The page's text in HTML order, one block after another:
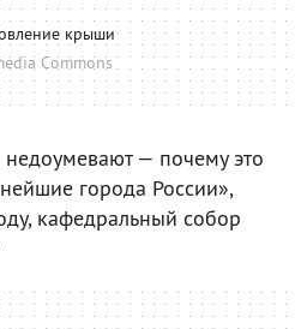
крыши
Commons
— почему это
города России»,
кафедральный собор